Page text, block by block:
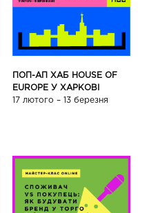
ПОП-АП ХАБ HOUSE OF
EUROPE У ХАРКОВІ
17 лютого – 13 березня